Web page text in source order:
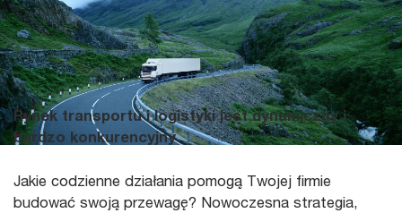
Rynek transportu i logistyki jest dynamiczny i
bardzo konkurencyjny
Jakie codzienne działania pomogą Twojej firmie
budować swoją przewagę? Nowoczesna strategia,